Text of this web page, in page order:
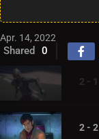
Apr. 14, 2022
Shared 0
2 - 1
2 - 2